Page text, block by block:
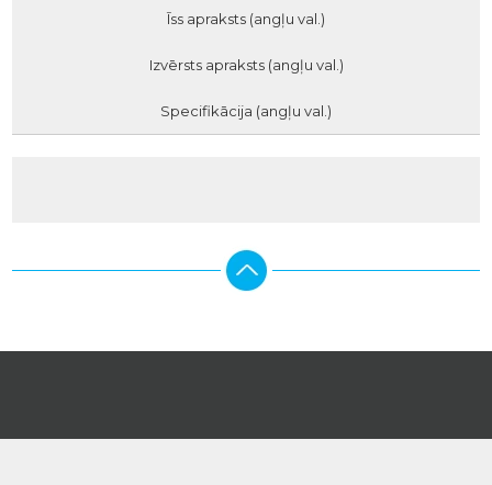
Īss apraksts (angļu val.)
Izvērsts apraksts (angļu val.)
Specifikācija (angļu val.)